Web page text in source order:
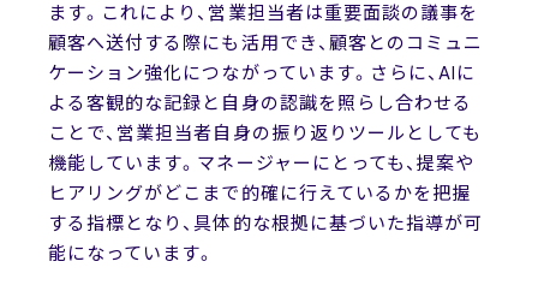
ます。これにより、営業担当者は重要面談の議事を
顧客へ送付する際にも活用でき、顧客とのコミュニ
ケーション強化につながっています。さらに、AIに
よる客観的な記録と自身の認識を照らし合わせる
ことで、営業担当者自身の振り返りツールとしても
機能しています。マネージャーにとっても、提案や
ヒアリングがどこまで的確に行えているかを把握
する指標となり、具体的な根拠に基づいた指導が可
能になっています。